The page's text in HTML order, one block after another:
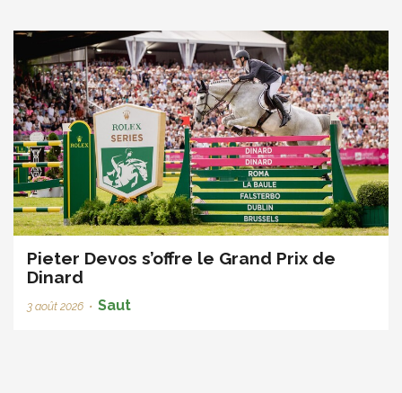
Pieter Devos s’offre le Grand Prix de
Dinard
3 août 2026 • Saut